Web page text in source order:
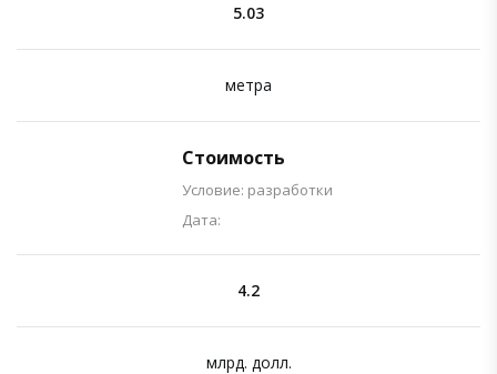
5.03
метра
Стоимость
Условие: разработки
Дата:
4.2
млрд. долл.